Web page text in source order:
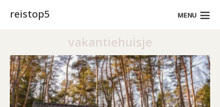
reistop5 MENU
vakantiehuisje